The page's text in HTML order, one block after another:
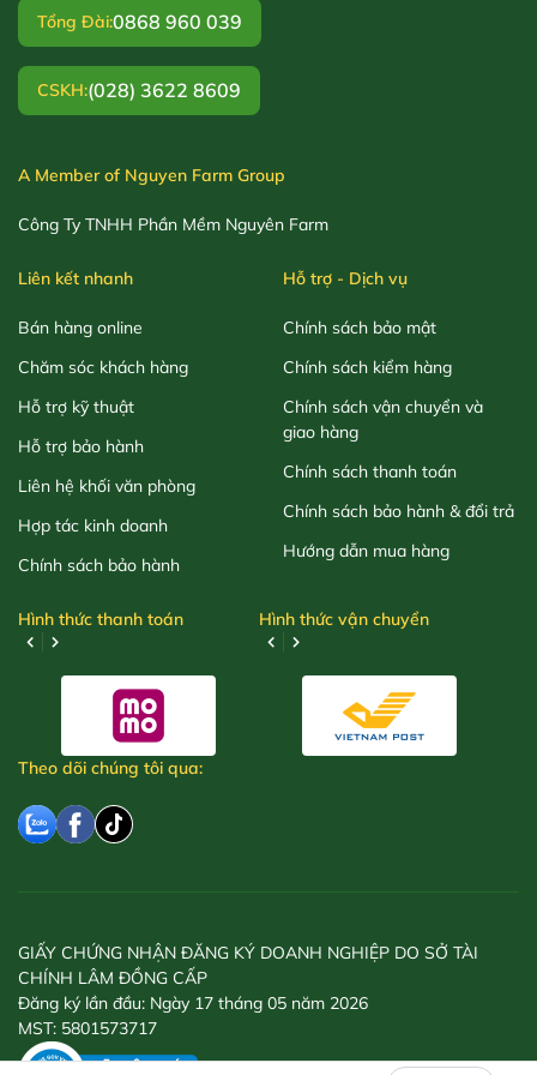
Tổng Đài:0868 960 039
CSKH:(028) 3622 8609
A Member of Nguyen Farm Group
Công Ty TNHH Phần Mềm Nguyên Farm
Liên kết nhanh
Bán hàng online
Chăm sóc khách hàng
Hỗ trợ kỹ thuật
Hỗ trợ bảo hành
Liên hệ khối văn phòng
Hợp tác kinh doanh
Chính sách bảo hành
Hỗ trợ - Dịch vụ
Chính sách bảo mật
Chính sách kiểm hàng
Chính sách vận chuyển và
giao hàng
Chính sách thanh toán
Chính sách bảo hành & đổi trả
Hướng dẫn mua hàng
Hình thức thanh toán Hình thức vận chuyển
Theo dõi chúng tôi qua:
GIẤY CHỨNG NHẬN ĐĂNG KÝ DOANH NGHIỆP DO SỞ TÀI
CHÍNH LÂM ĐỒNG CẤP
Đăng ký lần đầu: Ngày 17 tháng 05 năm 2026
MST: 5801573717